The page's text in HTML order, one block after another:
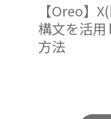
【Oreo】
構文を活用
方法